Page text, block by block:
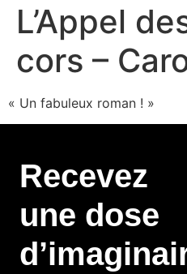
L’Appel
cors –
« Un fabuleux roman ! »
Recevez
une dose